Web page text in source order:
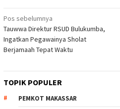
Navigasi
pos
Pos sebelumnya
Tauwwa Direktur RSUD Bulukumba,
Ingatkan Pegawainya Sholat
Berjamaah Tepat Waktu
TOPIK POPULER
PEMKOT MAKASSAR